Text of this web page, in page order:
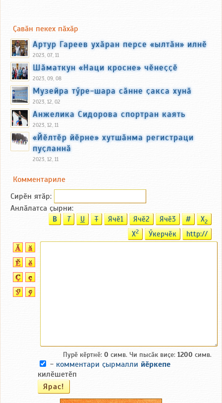
Ҫавӑн пекех пӑхӑр
Артур Гареев ухӑран персе «ылтӑн» илнӗ
2023, 07, 11
Шӑматкун «Наци кросне» чӗнеҫҫӗ
2023, 09, 08
Музейра тӳре-шара сӑнне ҫакса хунӑ
2023, 12, 02
Анжелика Сидорова спортран каять
2023, 12, 11
«Йӗлтӗр йӗрне» хутшӑнма регистраци
пуҫланнӑ
2023, 12, 11
Комментариле
Сирӗн ятӑp:
Анлӑлатса ҫырни:
B T U T Ячӗ1 Ячӗ2 Ячӗ3 # X2
X2 Ӳкерчӗк http://
Пурӗ кӗртнӗ: 0 симв. Чи пысӑк виҫе: 1200 симв.
- комментари ҫырмалли йӗркепе
килӗшетӗп